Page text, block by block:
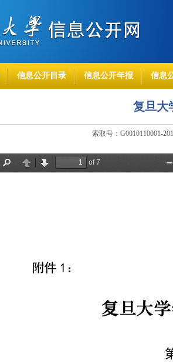
信息公开目录 信息公开年报 信息
复旦大
索取号：G0010110001-